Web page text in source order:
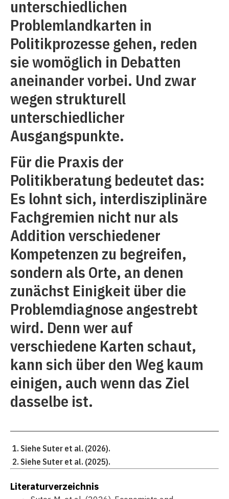
unterschiedlichen
Problemlandkarten in
Politikprozesse gehen, reden
sie womöglich in Debatten
aneinander vorbei. Und zwar
wegen strukturell
unterschiedlicher
Ausgangspunkte.
Für die Praxis der
Politikberatung bedeutet das:
Es lohnt sich, interdisziplinäre
Fachgremien nicht nur als
Addition verschiedener
Kompetenzen zu begreifen,
sondern als Orte, an denen
zunächst Einigkeit über die
Problemdiagnose angestrebt
wird. Denn wer auf
verschiedene Karten schaut,
kann sich über den Weg kaum
einigen, auch wenn das Ziel
dasselbe ist.
Siehe Suter et al. (2026).
Siehe Suter et al. (2025).
Literaturverzeichnis